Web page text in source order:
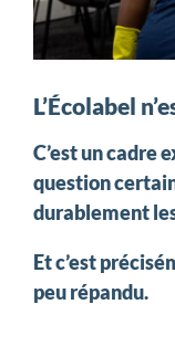
L’Écolabel
C’est un cadre
question
durablement
Et c’est
peu répandu.